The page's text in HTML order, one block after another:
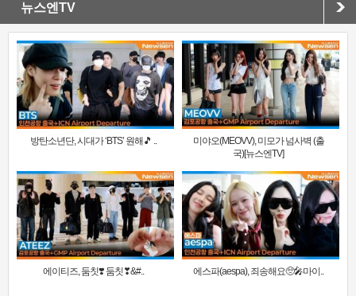
뉴스엔TV
방탄소년단, 시대가 ‘BTS’ 원해🎵 ..
미야오(MEOVV), 미모가 넘사벽 (출
국)[뉴스엔TV]
에이티즈, 둠칫❣️ 둠칫❣&#.. 에스파(aespa), 죄송해요🥺🎤마이..